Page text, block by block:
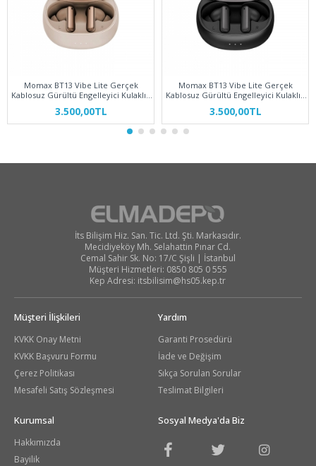
Momax BT13 Vibe Lite Gerçek
Kablosuz Gürültü Engelleyici Kulaklık
3.500,00TL
Momax BT13 Vibe Lite Gerçek
Kablosuz Gürültü Engelleyici Kulaklık
3.500,00TL
İts Bilişim Hiz. San. Tic. Ltd. Şti. Markasıdır.
Mecidiyeköy Mh. Selahattin Pınar Cd.
Cemal Sahir Sk. No: 17/C Şişli | İstanbul
Müşteri Hizmetleri: 0850 805 0 555
Kep Adresi: itsbilisim@hs05.kep.tr
Müşteri İlişkileri
KVKK Onay Metni
KVKK Başvuru Formu
Çerez Politikası
Mesafeli Satış Sözleşmesi
Yardım
Garanti Prosedürü
İade ve Değişim
Sıkça Sorulan Sorular
Teslimat Bilgileri
Kurumsal
Hakkımızda
Bayilik
Sosyal Medya'da Biz